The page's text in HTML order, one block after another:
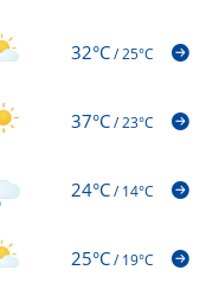
32°C/25°C
37°C/23°C
24°C/14°C
25°C/19°C